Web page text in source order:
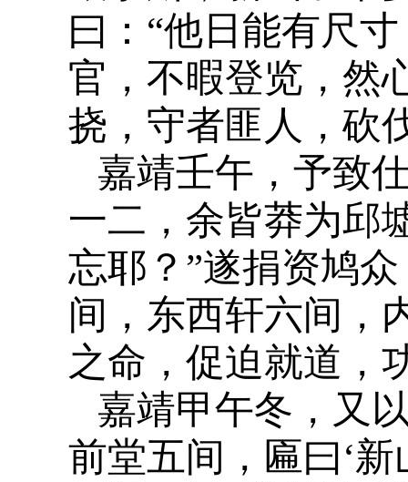
曰：“他日能有尺
官，不暇登览，然
挠，守者匪人，砍
嘉靖壬午，予致
一二，余皆莽为邱
忘耶？”遂捐资鸠
间，东西轩六间，
之命，促迫就道，
嘉靖甲午冬，又
前堂五间，匾曰‘